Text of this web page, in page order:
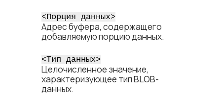
<​Порция данных​>
Адрес буфера, содержащего
добавляемую порцию данных.
<​Тип данных​>
Целочисленное значение,
характеризующее тип BLOB-
данных.